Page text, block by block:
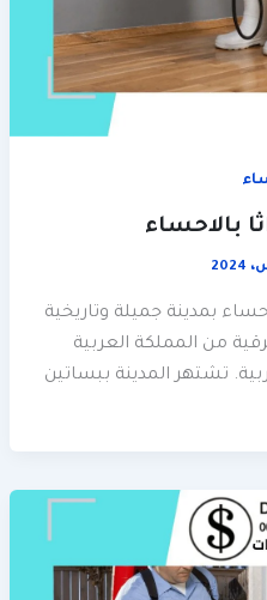
بالاحساء
بمدينة جميلة وتاريخية
من المملكة العربية
تشتهر المدينة ببساتين